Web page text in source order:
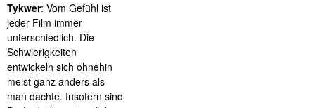
Tykwer: Vom Gefühl ist
jeder Film immer
unterschiedlich. Die
Schwierigkeiten
entwickeln sich ohnehin
meist ganz anders als
man dachte. Insofern sind